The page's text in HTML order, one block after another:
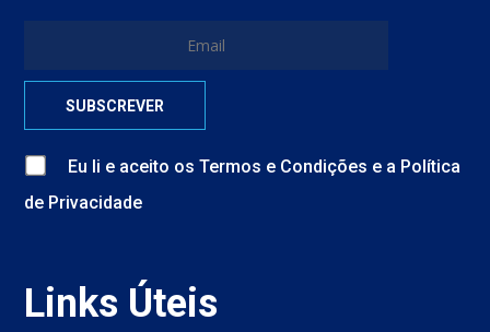
Eu li e aceito osTermos e Condições e a Política
de Privacidade
Links Úteis